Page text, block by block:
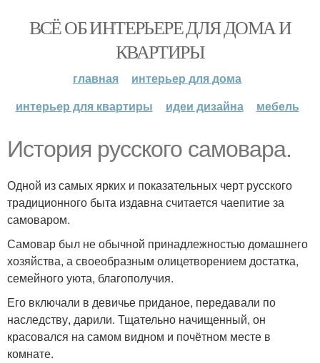
ВСЁ ОБ ИНТЕРЬЕРЕ ДЛЯ ДОМА И
КВАРТИРЫ
главная
интерьер для дома
интерьер для квартиры
идеи дизайна мебель
История русского самовара.
Одной из самых ярких и показательных черт русского
традиционного быта издавна считается чаепитие за
самоваром.
Самовар был не обычной принадлежностью домашнего
хозяйства, а своеобразным олицетворением достатка,
семейного уюта, благополучия.
Его включали в девичье приданое, передавали по
наследству, дарили. Тщательно начищенный, он
красовался на самом видном и почётном месте в
комнате.